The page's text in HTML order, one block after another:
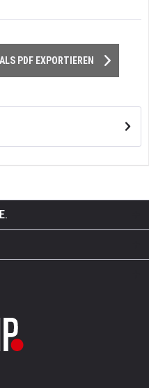
ALS PDF EXPORTIEREN